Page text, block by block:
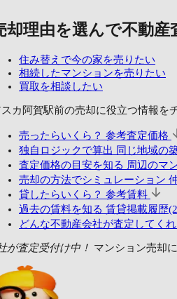
却理由を選んで不動産
住み替えで今の家を売りたい
相続したマンションを売りたい
買取を相談したい
スカ阿賀駅前の売却に役立つ情報を
売ったらいくら？ 参考査定価格
独自ロジックで算出 同じ地域の
査定価格の目安を知る 周辺のマ
売却の方法でシミュレーション
貸したらいくら？ 参考賃料
過去の賃料を知る 賃貸掲載履歴
どんな不動産会社が査定してく
が査定受付け中！ マンション売却